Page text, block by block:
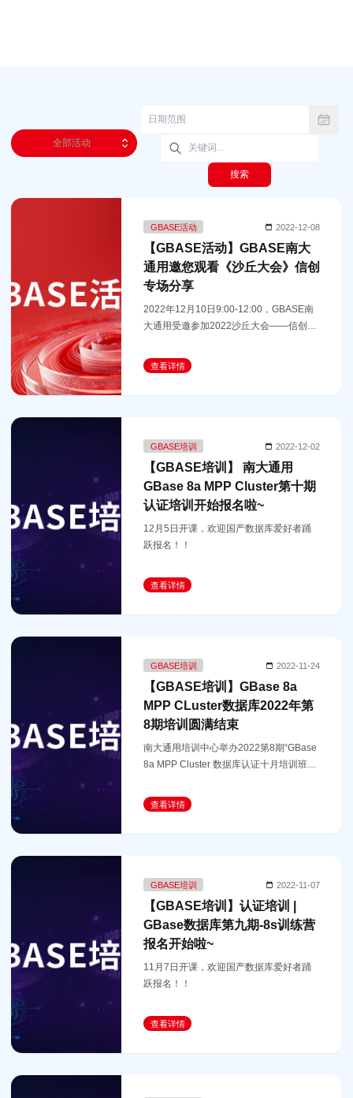
全部活动
搜索
GBASE活动 2022-12-08
【GBASE活动】GBASE南大
通用邀您观看《沙丘大会》信创
专场分享
2022年12月10日9:00-12:00，GBASE南
大通用受邀参加2022沙丘大会——信创专
查看详情
GBASE培训 2022-12-02
【GBASE培训】 南大通用
GBase 8a MPP Cluster第十期
认证培训开始报名啦~
12月5日开课，欢迎国产数据库爱好者踊
跃报名！！
查看详情
GBASE培训 2022-11-24
【GBASE培训】GBase 8a
MPP CLuster数据库2022年第
8期培训圆满结束
南大通用培训中心举办2022第8期“GBase
8a MPP Cluster 数据库认证十月培训班”于
名，经过2周的学习，并于10月27—30日
进行了8a认证考试，共有457人参加考
查看详情
GBASE培训 2022-11-07
【GBASE培训】​认证培训 |
GBase数据库第九期-8s训练营
报名开始啦~
11月7日开课，欢迎国产数据库爱好者踊
跃报名！！
查看详情